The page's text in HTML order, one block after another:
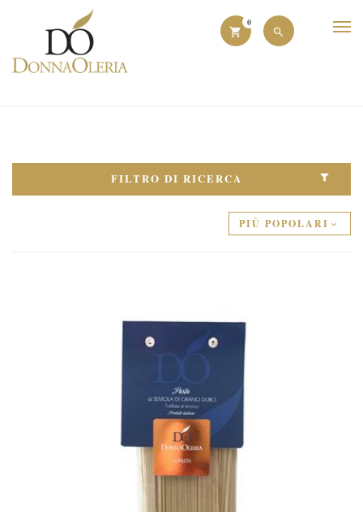
0
FILTRO DI RICERCA
PIÙ POPOLARI